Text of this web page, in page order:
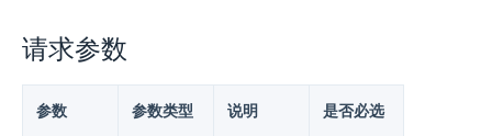
请求参数
参数 参数类型 说明 是否必选